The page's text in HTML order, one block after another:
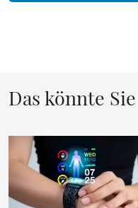
Das könnte